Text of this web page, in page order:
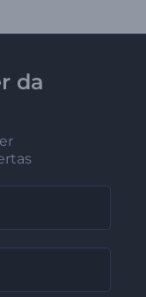
da